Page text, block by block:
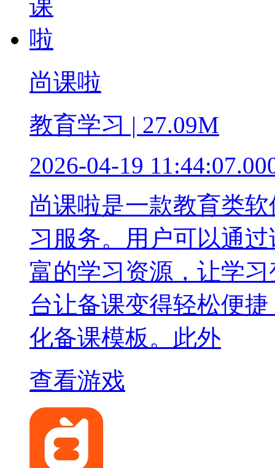
尚课啦
教育学习 | 27.09M
2026-04-19
尚课啦是一款教育类
习服务。用户可以通
富的学习资源，让学
台让备课变得轻松便
化备课模板。此外
查看游戏